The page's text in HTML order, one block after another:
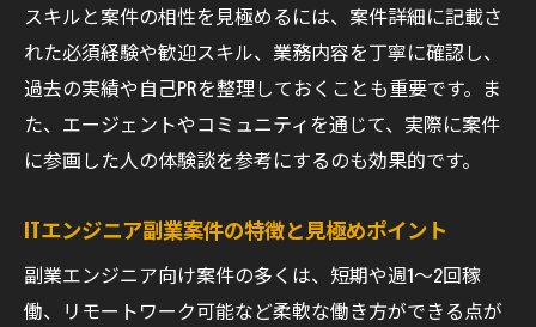
エンジニア副業やってみた体験談に学ぶ探
し方
SNSやコミュニティを使ったITエンジニア案
件探し
希望に合うITエンジニア案件を見つける裏技
スキルと案件の相性を見極めるには、案件詳細に記載さ
れた必須経験や歓迎スキル、業務内容を丁寧に確認し、
過去の実績や自己PRを整理しておくことも重要です。ま
た、エージェントやコミュニティを通じて、実際に案件
に参画した人の体験談を参考にするのも効果的です。
ITエンジニア副業案件の特徴と見極めポイント
副業エンジニア向け案件の多くは、短期や週1～2回稼
働、リモートワーク可能など柔軟な働き方ができる点が